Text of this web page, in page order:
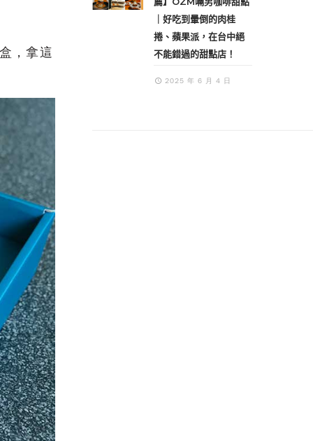
，拿這
｜好吃到暈倒的肉桂
捲、蘋果派，在台中絕
不能錯過的甜點店！
2025 年 6 月 4 日